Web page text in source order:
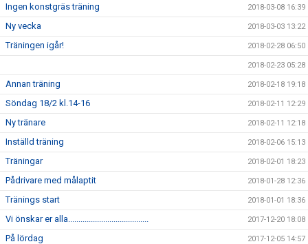
Ingen konstgräs träning 2018-03-08 16:39
Ny vecka 2018-03-03 13:22
Träningen igår! 2018-02-28 06:50
2018-02-23 05:28
Annan träning 2018-02-18 19:18
Söndag 18/2 kl.14-16 2018-02-11 12:29
Ny tränare 2018-02-11 12:18
Inställd träning 2018-02-06 15:13
Träningar 2018-02-01 18:23
Pådrivare med målaptit 2018-01-28 12:36
Tränings start 2018-01-01 18:36
Vi önskar er alla....................................... 2017-12-20 18:08
På lördag 2017-12-05 14:57